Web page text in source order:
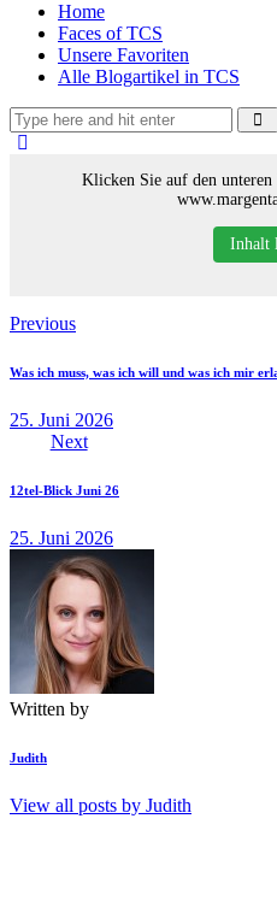
Home
Faces of TCS
Unsere Favoriten
Alle Blogartikel in TCS
Klicken Sie auf den
Inhalt
Beitragsnavigation
Previous
Was ich muss, was ich will und was ich mir
25. Juni 2026
Next
12tel-Blick Juni 26
25. Juni 2026
Written by
Judith
View all posts by Judith